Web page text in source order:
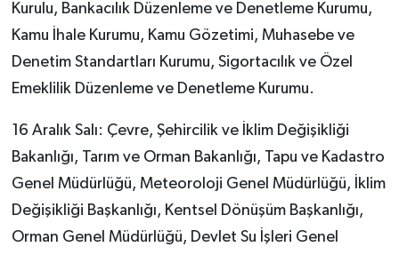
Kurulu, Bankacılık Düzenleme ve Denetleme Kurumu,
Kamu İhale Kurumu, Kamu Gözetimi, Muhasebe ve
Denetim Standartları Kurumu, Sigortacılık ve Özel
Emeklilik Düzenleme ve Denetleme Kurumu.
16 Aralık Salı: Çevre, Şehircilik ve İklim Değişikliği
Bakanlığı, Tarım ve Orman Bakanlığı, Tapu ve Kadastro
Genel Müdürlüğü, Meteoroloji Genel Müdürlüğü, İklim
Değişikliği Başkanlığı, Kentsel Dönüşüm Başkanlığı,
Orman Genel Müdürlüğü, Devlet Su İşleri Genel